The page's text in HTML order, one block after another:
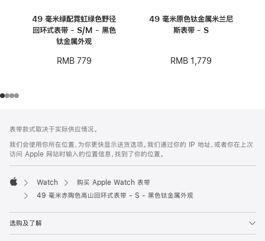
49 毫米绿配霓虹绿色野径
回环式表带 - S/M - 黑色
钛金属外观
RMB 779
49 毫米原色钛金属米兰尼
斯表带 - S
RMB 1,779
页
页
脚
注
表带款式取决于实际供应情况。
我们会使用你所在位置，为你更快显示送货选项。我们通过你的 IP 地址，或者你在上次
访问 Apple 网站时输入的位置信息，找到了你的位置。
Apple
Watch
购买 Apple Watch 表带
49 毫米赤陶色高山回环式表带 - S - 黑色钛金属外观
选购及了解